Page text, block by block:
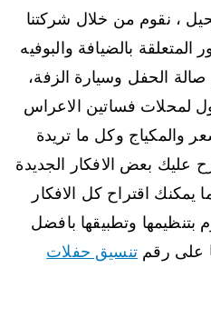
، نقوم من خلال شركتنا
المتعلقة بالضيافة والبوفيه
الحفل وسيارة الزفة،
لمحلات فساتين الاعراس
والمكياج وكل ما تريدة
عليك بعض الافكار الجديدة
اقتراح كل الافكار
بتنظيمها وتطبيقها بافضل
على رقم تنسيق حفلات